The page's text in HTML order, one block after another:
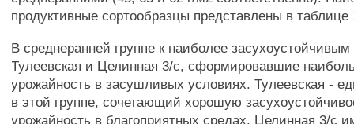
продуктивные сортообразцы представлены в таблице
В среднеранней группе к наиболее засухоустойчивым
Тулеевская и Целинная 3/с, сформировавшие
урожайность в засушливых условиях. Тулеевская -
в этой группе, сочетающий хорошую
урожайность в благоприятных средах. Целинная 3/с